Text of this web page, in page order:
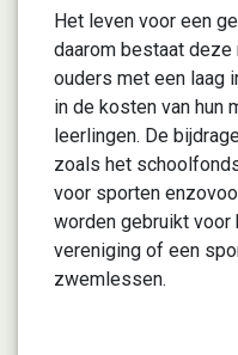
Het leven voor een
daarom bestaat
ouders met een laag
in de kosten van hun
leerlingen. De
zoals het
voor sporten
worden gebruikt voor
vereniging of een
zwemlessen.